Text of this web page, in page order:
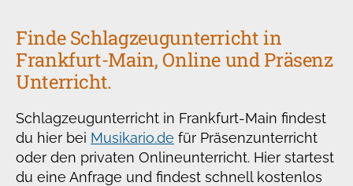
Finde Schlagzeugunterricht in
Frankfurt-Main, Online und Präsenz
Unterricht.
Schlagzeugunterricht in Frankfurt-Main findest
du hier bei Musikario.de für Präsenzunterricht
oder den privaten Onlineunterricht. Hier startest
du eine Anfrage und findest schnell kostenlos